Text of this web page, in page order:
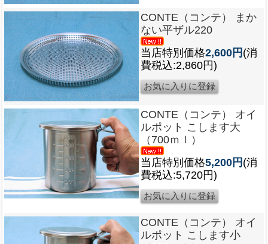
CONTE（コンテ） まか
ない平ザル220
当店特別価格2,600円 (消
費税込:2,860円)
CONTE（コンテ） オイ
ルポット こします大
（700ｍｌ）
当店特別価格5,200円 (消
費税込:5,720円)
CONTE（コンテ） オイ
ルポット こします小